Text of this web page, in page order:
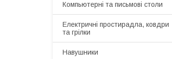
Компьютерні та письмові столи
Електричні простирадла, ковдри
та грілки
Навушники